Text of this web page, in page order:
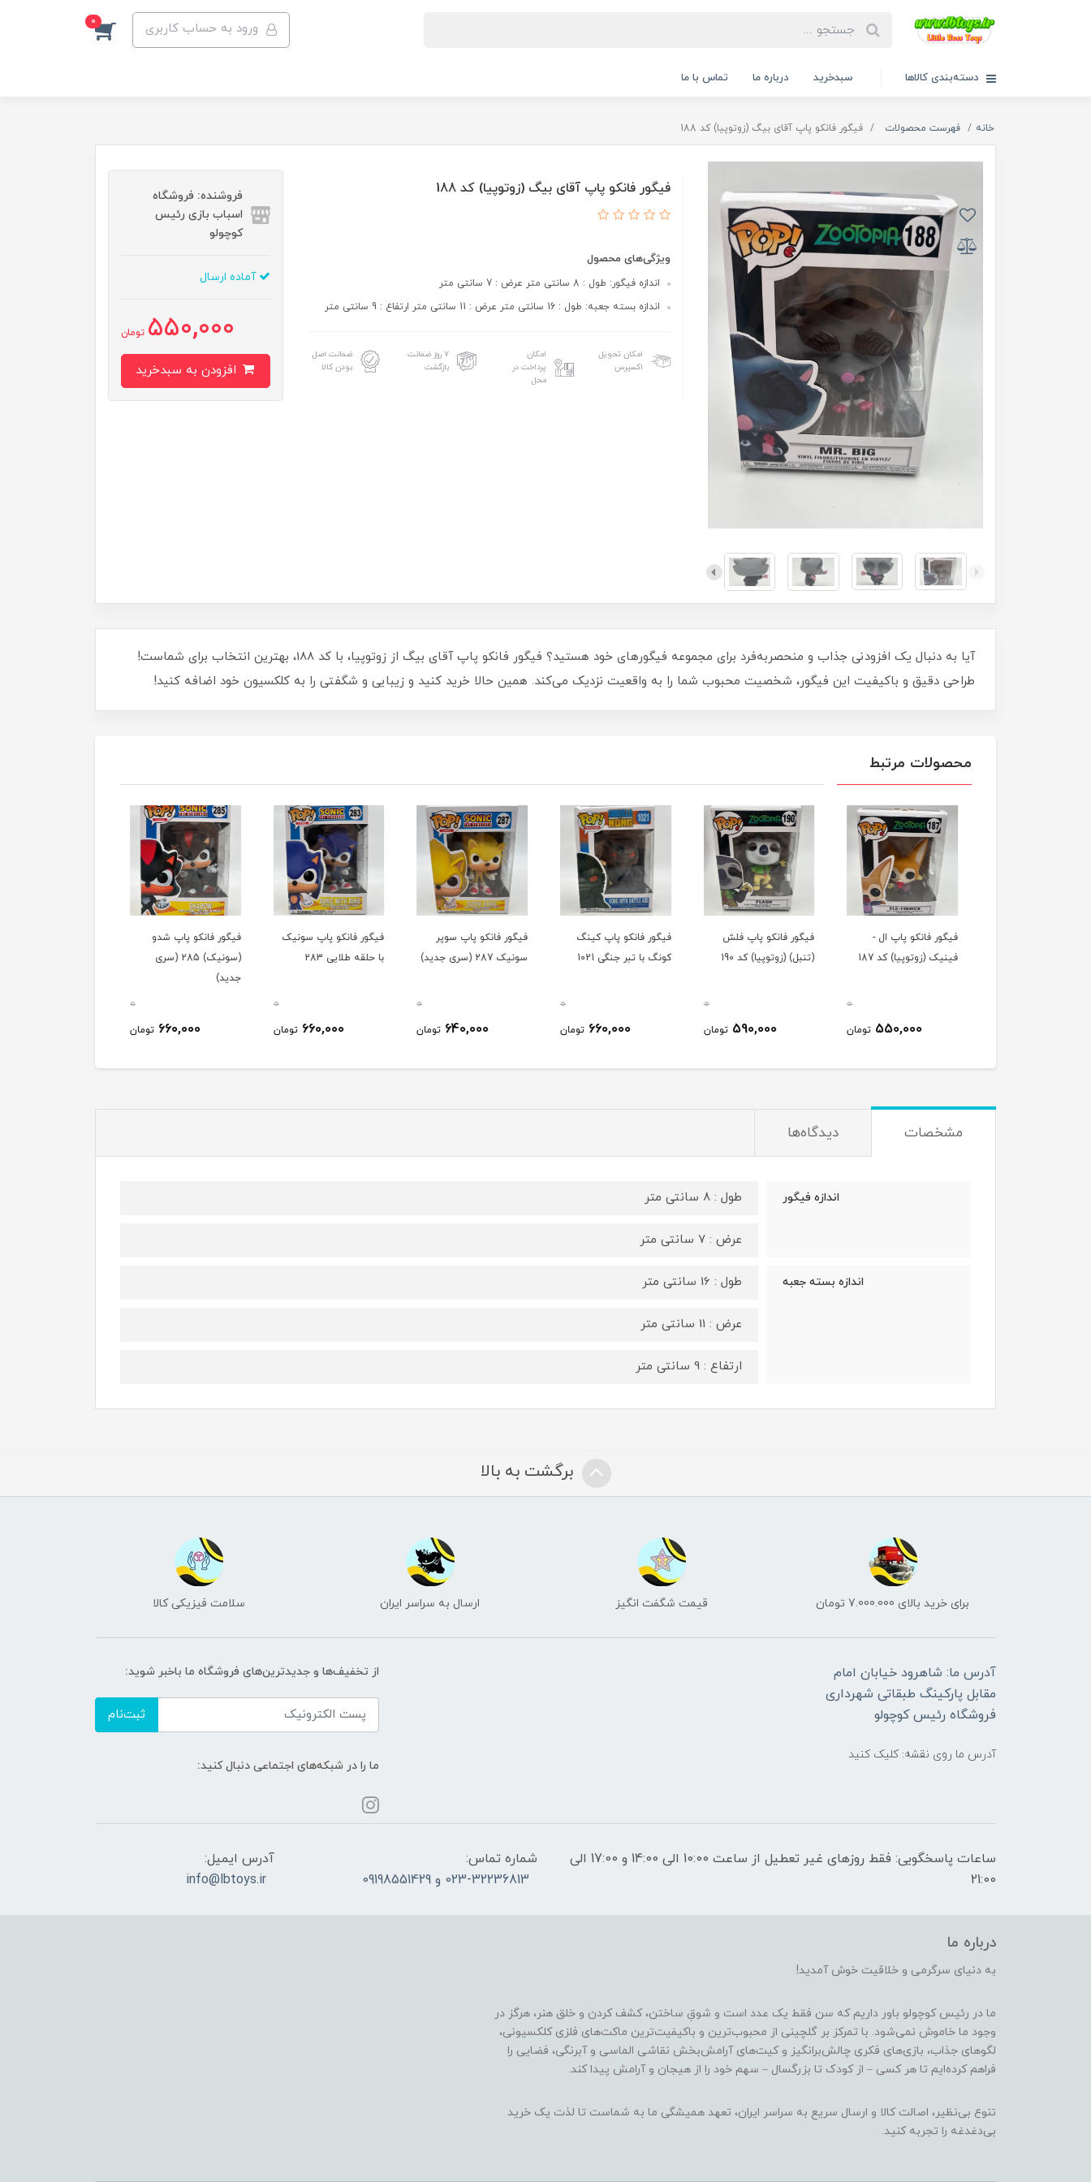
ورود به حساب کاربری 0
دسته‌بندی کالاها سبدخرید درباره ما تماس با ما
خانه فهرست محصولات فیگور فانکو پاپ آقای بیگ (زوتوپیا) کد 188
فیگور فانکو پاپ آقای بیگ (زوتوپیا) کد 188
ویژگی‌های محصول
اندازه فیگور: طول : 8 سانتی متر عرض : 7 سانتی متر
اندازه بسته جعبه: طول : 16 سانتی متر عرض : 11 سانتی متر ارتفاع : 9 سانتی متر
امکان تحویل
اکسپرس
امکان
پرداخت در
محل
۷ روز ضمانت
بازگشت
ضمانت اصل
بودن کالا
فروشنده: فروشگاه
اسباب بازی رئیس
کوچولو
آماده ارسال
550,000 تومان
آیا به دنبال یک افزودنی جذاب و منحصربه‌فرد برای مجموعه فیگورهای خود هستید؟ فیگور فانکو پاپ آقای بیگ از زوتوپیا، با کد 188، بهترین انتخاب برای شماست!
طراحی دقیق و باکیفیت این فیگور، شخصیت محبوب شما را به واقعیت نزدیک می‌کند. همین حالا خرید کنید و زیبایی و شگفتی را به کلکسیون خود اضافه کنید!
محصولات مرتبط
فیگور فانکو پاپ ال -
فینیک (زوتوپیا) کد 187
0
550,000 تومان
فیگور فانکو پاپ فلش
(تنبل) (زوتوپیا) کد 190
0
590,000 تومان
فیگور فانکو پاپ کینگ
کونگ با تبر جنگی 1021
0
660,000 تومان
فیگور فانکو پاپ سوپر
سونیک 287 (سری جديد)
0
640,000 تومان
فیگور فانکو پاپ سونیک
با حلقه طلایی 283
0
660,000 تومان
فیگور فانکو پاپ شدو
(سونیک) 285 (سری
جديد)
0
660,000 تومان
مشخصات دیدگاه‌ها
اندازه فیگور طول : 8 سانتی متر
عرض : 7 سانتی متر
اندازه بسته جعبه طول : 16 سانتی متر
عرض : 11 سانتی متر
ارتفاع : 9 سانتی متر
برگشت به بالا
برای خرید بالای 7.000.000 تومان قیمت شگفت انگیز ارسال به سراسر ایران سلامت فیزیکی کالا
آدرس ما: شاهرود خیابان امام
مقابل پارکینگ طبقاتی شهرداری
فروشگاه رئیس کوچولو
آدرس ما روی نقشه: کلیک کنید
از تخفیف‌ها و جدیدترین‌های فروشگاه ما باخبر شوید:
ثبت‌نام
ما را در شبکه‌های اجتماعی دنبال کنید:
ساعات پاسخگویی: فقط روزهای غیر تعطیل از ساعت 10:00 الی 14:00 و 17:00 الی
21:00
شماره تماس:
023-32236813 و 09198551429
آدرس ایمیل:
info@lbtoys.ir
درباره ما
به دنیای سرگرمی و خلاقیت خوش آمدید!
ما در رئیس کوچولو باور داریم که سن فقط یک عدد است و شوقِ ساختن، کشف کردن و خلق هنر، هرگز در
وجود ما خاموش نمی‌شود. با تمرکز بر گلچینی از محبوب‌ترین و باکیفیت‌ترین ماکت‌های فلزی کلکسیونی،
لگوهای جذاب، بازی‌های فکری چالش‌برانگیز و کیت‌های آرامش‌بخش نقاشی الماسی و آبرنگی، فضایی را
فراهم کرده‌ایم تا هر کسی – از کودک تا بزرگسال – سهم خود را از هیجان و آرامش پیدا کند.
تنوع بی‌نظیر، اصالت کالا و ارسال سریع به سراسر ایران، تعهد همیشگی ما به شماست تا لذت یک خرید
بی‌دغدغه را تجربه کنید.